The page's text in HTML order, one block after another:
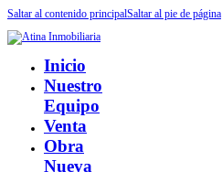
Saltar al contenido principalSaltar al pie de página
Inicio
Nuestro
Equipo
Venta
Obra
Nueva